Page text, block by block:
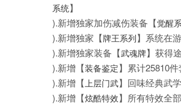
系统】
).新增独家加伤减伤装备【觉醒
).新增独家【牌王系列 】系统在
).新增独家装备【武魂牌】获得
).新增【装备鉴定】累计25810
).新增【 上层门武】回味经典武
).新增【炫酷特效】所有特效全